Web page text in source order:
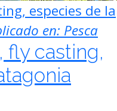
especies de la
en: Pesca
fly casting,